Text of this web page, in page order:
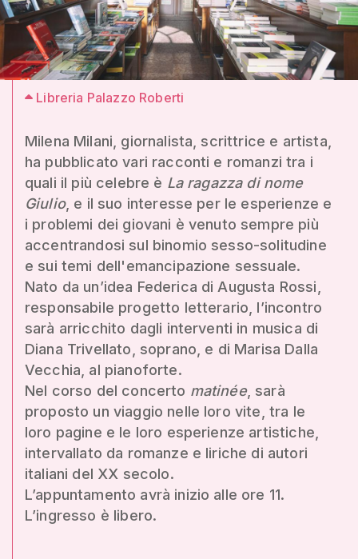
Libreria Palazzo Roberti
Milena Milani, giornalista, scrittrice e artista,
ha pubblicato vari racconti e romanzi tra i
quali il più celebre è La ragazza di nome
Giulio, e il suo interesse per le esperienze e
i problemi dei giovani è venuto sempre più
accentrandosi sul binomio sesso-solitudine
e sui temi dell'emancipazione sessuale.
Nato da un’idea Federica di Augusta Rossi,
responsabile progetto letterario, l’incontro
sarà arricchito dagli interventi in musica di
Diana Trivellato, soprano, e di Marisa Dalla
Vecchia, al pianoforte.
Nel corso del concerto matinée, sarà
proposto un viaggio nelle loro vite, tra le
loro pagine e le loro esperienze artistiche,
intervallato da romanze e liriche di autori
italiani del XX secolo.
L’appuntamento avrà inizio alle ore 11.
L’ingresso è libero.